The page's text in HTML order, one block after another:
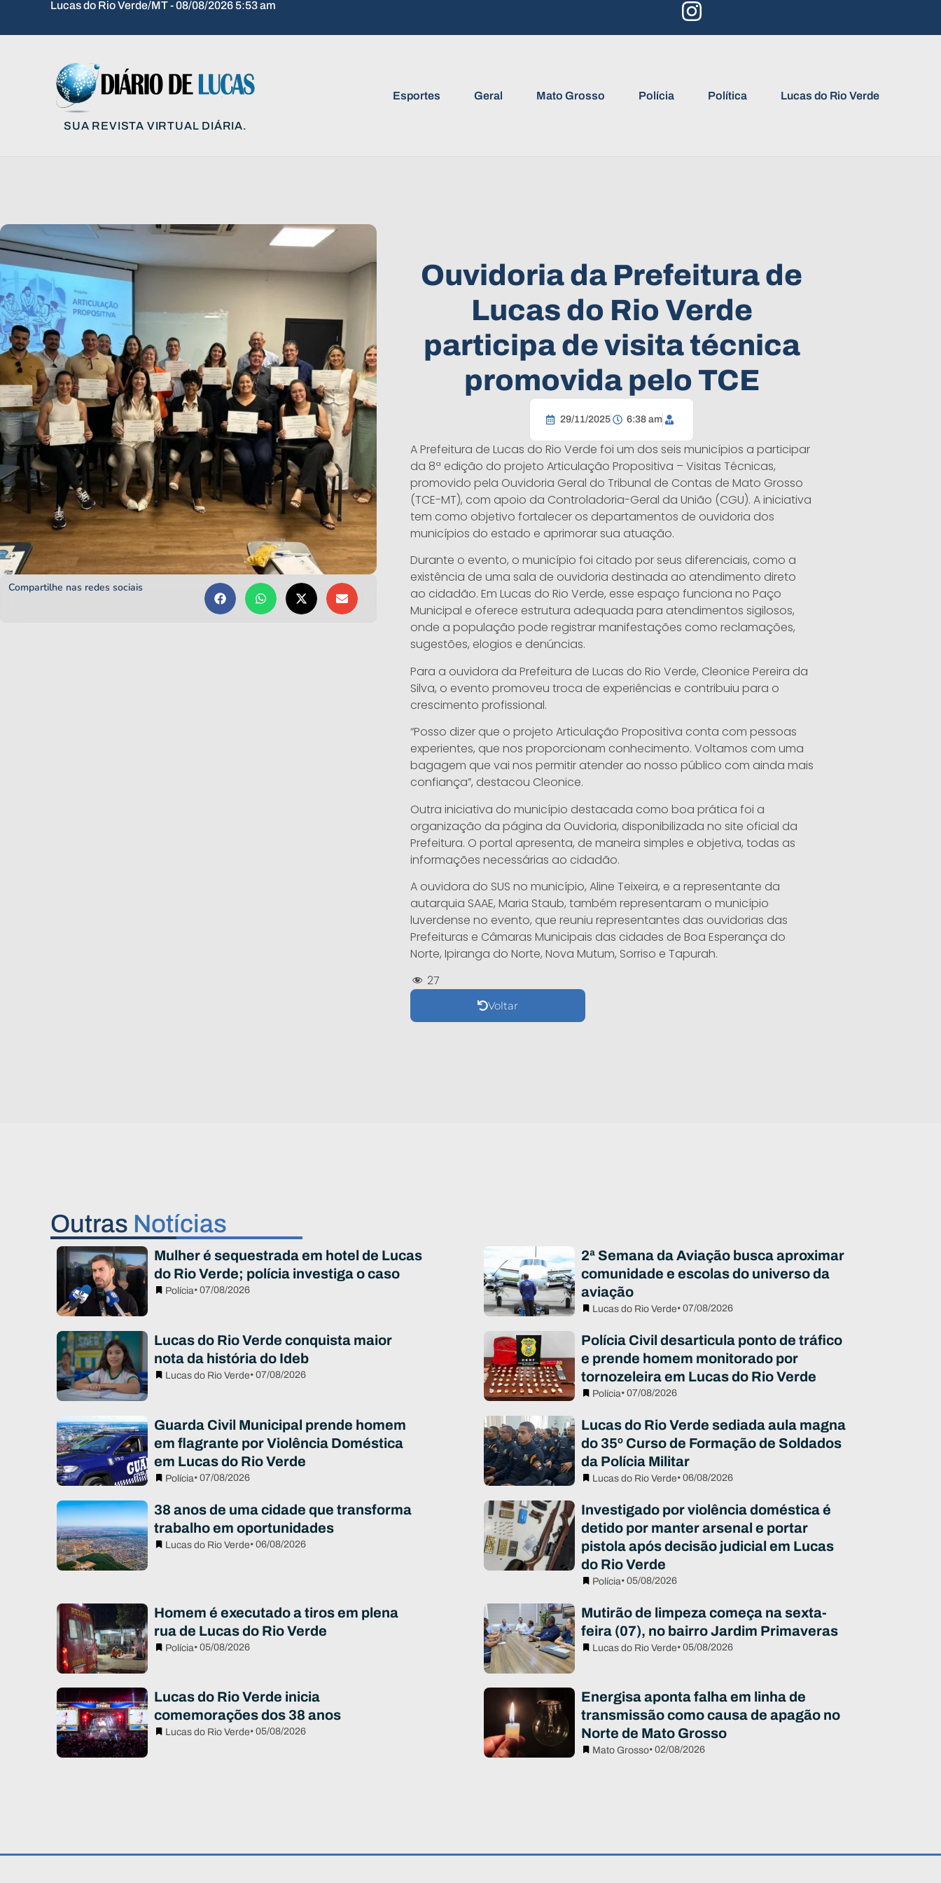
Lucas do Rio Verde/MT - 08/08/2026 5:53 am
SUA REVISTA VIRTUAL DIÁRIA.
Esportes Geral Mato Grosso Polícia Política Lucas do Rio Verde
Compartilhe nas redes sociais
Ouvidoria da Prefeitura de
Lucas do Rio Verde
participa de visita técnica
promovida pelo TCE
29/11/2025 6:38 am
A Prefeitura de Lucas do Rio Verde foi um dos seis municípios a participar
da 8ª edição do projeto Articulação Propositiva – Visitas Técnicas,
promovido pela Ouvidoria Geral do Tribunal de Contas de Mato Grosso
(TCE-MT), com apoio da Controladoria-Geral da União (CGU). A iniciativa
tem como objetivo fortalecer os departamentos de ouvidoria dos
municípios do estado e aprimorar sua atuação.
Durante o evento, o município foi citado por seus diferenciais, como a
existência de uma sala de ouvidoria destinada ao atendimento direto
ao cidadão. Em Lucas do Rio Verde, esse espaço funciona no Paço
Municipal e oferece estrutura adequada para atendimentos sigilosos,
onde a população pode registrar manifestações como reclamações,
sugestões, elogios e denúncias.
Para a ouvidora da Prefeitura de Lucas do Rio Verde, Cleonice Pereira da
Silva, o evento promoveu troca de experiências e contribuiu para o
crescimento profissional.
“Posso dizer que o projeto Articulação Propositiva conta com pessoas
experientes, que nos proporcionam conhecimento. Voltamos com uma
bagagem que vai nos permitir atender ao nosso público com ainda mais
confiança”, destacou Cleonice.
Outra iniciativa do município destacada como boa prática foi a
organização da página da Ouvidoria, disponibilizada no site oficial da
Prefeitura. O portal apresenta, de maneira simples e objetiva, todas as
informações necessárias ao cidadão.
A ouvidora do SUS no município, Aline Teixeira, e a representante da
autarquia SAAE, Maria Staub, também representaram o município
luverdense no evento, que reuniu representantes das ouvidorias das
Prefeituras e Câmaras Municipais das cidades de Boa Esperança do
Norte, Ipiranga do Norte, Nova Mutum, Sorriso e Tapurah.
27
Voltar
Outras Notícias
Mulher é sequestrada em hotel de Lucas
do Rio Verde; polícia investiga o caso
Polícia• 07/08/2026
2ª Semana da Aviação busca aproximar
comunidade e escolas do universo da
aviação
Lucas do Rio Verde• 07/08/2026
Lucas do Rio Verde conquista maior
nota da história do Ideb
Lucas do Rio Verde• 07/08/2026
Polícia Civil desarticula ponto de tráfico
e prende homem monitorado por
tornozeleira em Lucas do Rio Verde
Polícia• 07/08/2026
Guarda Civil Municipal prende homem
em flagrante por Violência Doméstica
em Lucas do Rio Verde
Polícia• 07/08/2026
Lucas do Rio Verde sediada aula magna
do 35º Curso de Formação de Soldados
da Polícia Militar
Lucas do Rio Verde• 06/08/2026
38 anos de uma cidade que transforma
trabalho em oportunidades
Lucas do Rio Verde• 06/08/2026
Investigado por violência doméstica é
detido por manter arsenal e portar
pistola após decisão judicial em Lucas
do Rio Verde
Polícia• 05/08/2026
Homem é executado a tiros em plena
rua de Lucas do Rio Verde
Polícia• 05/08/2026
Mutirão de limpeza começa na sexta-
feira (07), no bairro Jardim Primaveras
Lucas do Rio Verde• 05/08/2026
Lucas do Rio Verde inicia
comemorações dos 38 anos
Lucas do Rio Verde• 05/08/2026
Energisa aponta falha em linha de
transmissão como causa de apagão no
Norte de Mato Grosso
Mato Grosso• 02/08/2026